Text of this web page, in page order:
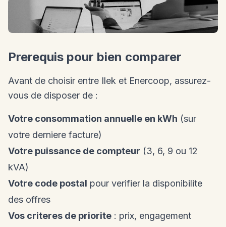
Prerequis pour bien comparer
Avant de choisir entre Ilek et Enercoop, assurez-
vous de disposer de :
Votre consommation annuelle en kWh (sur
votre derniere facture)
Votre puissance de compteur (3, 6, 9 ou 12
kVA)
Votre code postal pour verifier la disponibilite
des offres
Vos criteres de priorite : prix, engagement